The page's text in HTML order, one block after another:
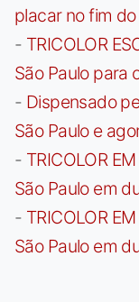
placar no fim
- TRICOLOR
São Paulo para
- Dispensado
São Paulo e
- TRICOLOR
São Paulo em
- TRICOLOR
São Paulo em